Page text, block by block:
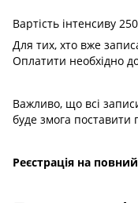
Вартість інтенсиву
Для тих, хто вже
Оплатити необхідно
Важливо, що всі
буде змога поставити
Реєстрація на